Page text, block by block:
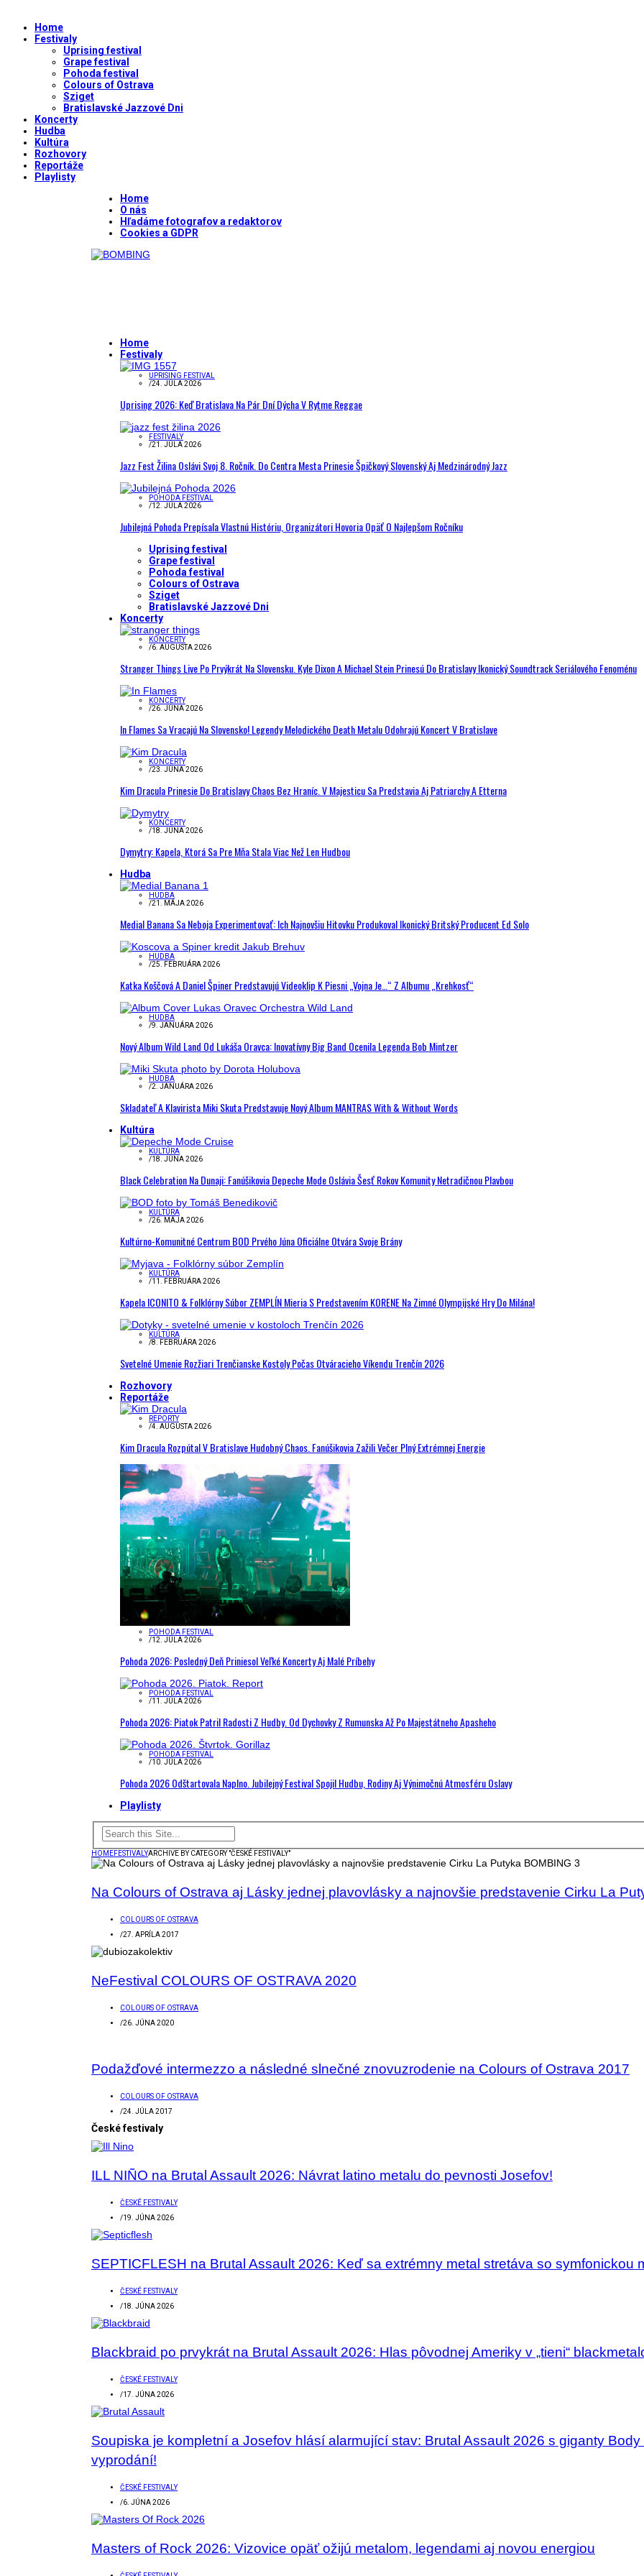
Home
Festivaly
Uprising festival
Grape festival
Pohoda festival
Colours of Ostrava
Sziget
Bratislavské Jazzové Dni
Koncerty
Hudba
Kultúra
Rozhovory
Reportáže
Playlisty
Home
O nás
Hľadáme fotografov a redaktorov
Cookies a GDPR
Home
Festivaly
UPRISING FESTIVAL
/24. JÚLA 2026
Uprising 2026: Keď Bratislava Na Pár Dní Dýcha V Rytme Reggae
FESTIVALY
/21. JÚLA 2026
Jazz Fest Žilina Oslávi Svoj 8. Ročník. Do Centra Mesta Prinesie Špičkový Slovenský Aj Medzinárodný Jazz
POHODA FESTIVAL
/12. JÚLA 2026
Jubilejná Pohoda Prepísala Vlastnú Históriu, Organizátori Hovoria Opäť O Najlepšom Ročníku
Uprising festival
Grape festival
Pohoda festival
Colours of Ostrava
Sziget
Bratislavské Jazzové Dni
Koncerty
KONCERTY
/6. AUGUSTA 2026
Stranger Things Live Po Prvýkrát Na Slovensku. Kyle Dixon A Michael Stein Prinesú Do Bratislavy Ikonický Soundtrack Seriálového Fenoménu
KONCERTY
/26. JÚNA 2026
In Flames Sa Vracajú Na Slovensko! Legendy Melodického Death Metalu Odohrajú Koncert V Bratislave
KONCERTY
/23. JÚNA 2026
Kim Dracula Prinesie Do Bratislavy Chaos Bez Hraníc. V Majesticu Sa Predstavia Aj Patriarchy A Etterna
KONCERTY
/18. JÚNA 2026
Dymytry: Kapela, Ktorá Sa Pre Mňa Stala Viac Než Len Hudbou
Hudba
HUDBA
/21. MÁJA 2026
Medial Banana Sa Neboja Experimentovať: Ich Najnovšiu Hitovku Produkoval Ikonický Britský Producent Ed Solo
HUDBA
/25. FEBRUÁRA 2026
Katka Koščová A Daniel Špiner Predstavujú Videoklip K Piesni „Vojna Je…“ Z Albumu „Krehkosť“
HUDBA
/9. JANUÁRA 2026
Nový Album Wild Land Od Lukáša Oravca: Inovatívny Big Band Ocenila Legenda Bob Mintzer
HUDBA
/2. JANUÁRA 2026
Skladateľ A Klavirista Miki Skuta Predstavuje Nový Album MANTRAS With & Without Words
Kultúra
KULTÚRA
/18. JÚNA 2026
Black Celebration Na Dunaji: Fanúšikovia Depeche Mode Oslávia Šesť Rokov Komunity Netradičnou Plavbou
KULTÚRA
/26. MÁJA 2026
Kultúrno-Komunitné Centrum BOD Prvého Júna Oficiálne Otvára Svoje Brány
KULTÚRA
/11. FEBRUÁRA 2026
Kapela ICONITO & Folklórny Súbor ZEMPLÍN Mieria S Predstavením KORENE Na Zimné Olympijské Hry Do Milána!
KULTÚRA
/8. FEBRUÁRA 2026
Svetelné Umenie Rozžiari Trenčianske Kostoly Počas Otváracieho Víkendu Trenčín 2026
Rozhovory
Reportáže
REPORTY
/4. AUGUSTA 2026
Kim Dracula Rozpútal V Bratislave Hudobný Chaos. Fanúšikovia Zažili Večer Plný Extrémnej Energie
POHODA FESTIVAL
/12. JÚLA 2026
Pohoda 2026: Posledný Deň Priniesol Veľké Koncerty Aj Malé Príbehy
POHODA FESTIVAL
/11. JÚLA 2026
Pohoda 2026: Piatok Patril Radosti Z Hudby. Od Dychovky Z Rumunska Až Po Majestátneho Apasheho
POHODA FESTIVAL
/10. JÚLA 2026
Pohoda 2026 Odštartovala Naplno. Jubilejný Festival Spojil Hudbu, Rodiny Aj Výnimočnú Atmosféru Oslavy
Playlisty
HOMEFESTIVALYARCHIVE BY CATEGORY "ČESKÉ FESTIVALY"
Na Colours of Ostrava aj Lásky jednej plavovlásky a najnovšie predstavenie Cirku La
COLOURS OF OSTRAVA
/27. APRÍLA 2017
NeFestival COLOURS OF OSTRAVA 2020
COLOURS OF OSTRAVA
/26. JÚNA 2020
Podažďové intermezzo a následné slnečné znovuzrodenie na Colours of Ostrava 2017
COLOURS OF OSTRAVA
/24. JÚLA 2017
České festivaly
ILL NIÑO na Brutal Assault 2026: Návrat latino metalu do pevnosti Josefov!
ČESKÉ FESTIVALY
/19. JÚNA 2026
SEPTICFLESH na Brutal Assault 2026: Keď sa extrémny metal stretáva so symfonickou
ČESKÉ FESTIVALY
/18. JÚNA 2026
Blackbraid po prvykrát na Brutal Assault 2026: Hlas pôvodnej Ameriky v „tieni“
ČESKÉ FESTIVALY
/17. JÚNA 2026
Soupiska je kompletní a Josefov hlásí alarmující stav: Brutal Assault 2026 s giganty
vyprodání!
ČESKÉ FESTIVALY
/6. JÚNA 2026
Masters of Rock 2026: Vizovice opäť ožijú metalom, legendami aj novou energiou